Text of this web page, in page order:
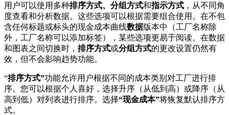
用 户可以使用 多种排序方式、 分组方式和指示方式 ， 从不同角
度查看和分析数据。 这些选项可以根据需要组合使用 。 在不包
含任何标题或标头的现金成本曲线数据版本中 （工厂名称除
外 ， 工厂名称可以添加标签） ， 某些选项更易于阅读。 在数据
和图表之间切换时 ， 排序方式或分组方式的更改设置仍然有
效 ， 但不会影响趋势功能。
“排序方式”功能允许用 户根据不同 的成本类别 对工厂进行排
序。 您可以根据个 人 喜好 ， 选择升序 （ 从低到 高） 或降序 （ 从
高到 低） 对列 表进行排序。 选择“现金成本”将恢复默认排序方
式。